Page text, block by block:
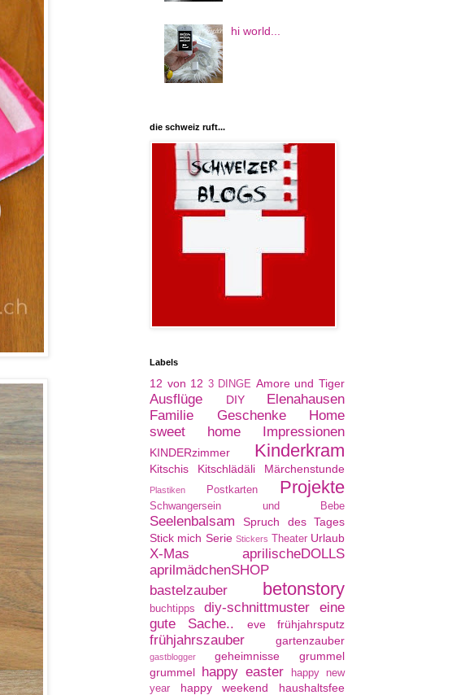
hi world...
die schweiz ruft...
Labels
12 von 12 3 DINGE Amore und Tiger
Ausflüge DIY
Elenahausen
Familie
Geschenke
Home
sweet home
Impressionen
KINDERzimmer Kinderkram
Kitschis Kitschlädäli Märchenstunde
Plastiken Postkarten Projekte
Schwangersein und Bebe
Seelenbalsam
Spruch des Tages
Stick mich Serie Stickers Theater Urlaub
X-Mas
aprilischeDOLLS
aprilmädchenSHOP
bastelzauber
betonstory
buchtipps diy-schnittmuster
eine
gute Sache..
eve frühjahrsputz
frühjahrszauber gartenzauber
gastblogger geheimnisse
grummel
grummel happy easter
happy new
year
happy weekend
haushaltsfee